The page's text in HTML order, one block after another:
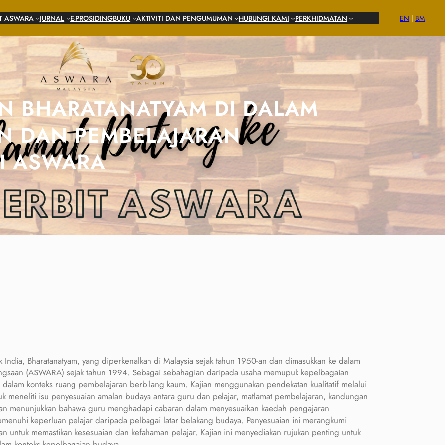
ASWARA JURNAL E-PROSIDINGBUKU AKTIVITI DAN PENGUMUMAN HUBUNGI KAMI PERKHIDMATAN EN | BM
BHARATANATYAM DI DALAM
DAN PEMBELAJARAN
ASWARA
Bharatanatyam, yang diperkenalkan di Malaysia sejak tahun 1950-an dan dimasukkan ke dalam
(ASWARA) sejak tahun 1994. Sebagai sebahagian daripada usaha memupuk kepelbagaian
konteks ruang pembelajaran berbilang kaum. Kajian menggunakan pendekatan kualitatif melalui
isu penyesuaian amalan budaya antara guru dan pelajar, matlamat pembelajaran, kandungan
menunjukkan bahawa guru menghadapi cabaran dalam menyesuaikan kaedah pengajaran
keperluan pelajar daripada pelbagai latar belakang budaya. Penyesuaian ini merangkumi
memastikan kesesuaian dan kefahaman pelajar. Kajian ini menyediakan rujukan penting untuk